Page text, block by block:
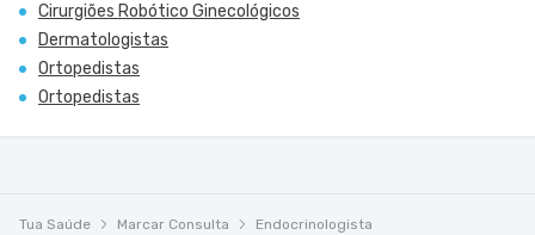
Cirurgiões Robótico Ginecológicos
Dermatologistas
Ortopedistas
Ortopedistas
Tua Saúde Marcar Consulta
Endocrinologista